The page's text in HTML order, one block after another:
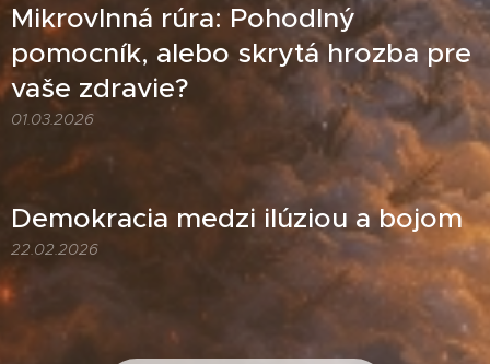
Mikrovlnná rúra: Pohodlný
pomocník, alebo skrytá hrozba pre
vaše zdravie?
01.03.2026
Demokracia medzi ilúziou a bojom
22.02.2026